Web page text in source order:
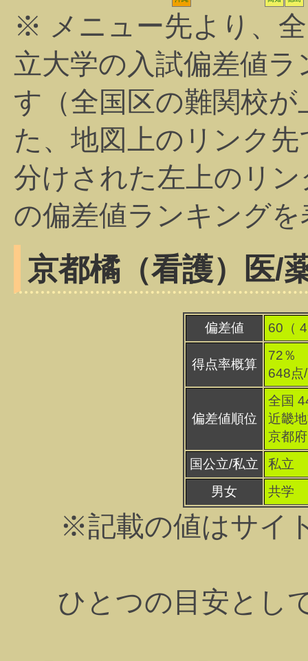
※ メニュー先より、
立大学の入試偏差値
す（全国区の難関校
た、地図上のリンク
分けされた左上のリ
の偏差値ランキング
京都橘（看護） 医/
偏差値 60（ 4
得点率概算
72％
648点
偏差値順位
全国
近畿
京都
国公立/私立
私立
男女
共学
※記載の値はサイ
ひとつの目安とし